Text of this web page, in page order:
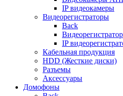
IP видеокамеры
Видеорегистраторы
Back
IP
Кабельная продукция
HDD (Жесткие диски)
Разъемы
Аксессуары
Домофоны